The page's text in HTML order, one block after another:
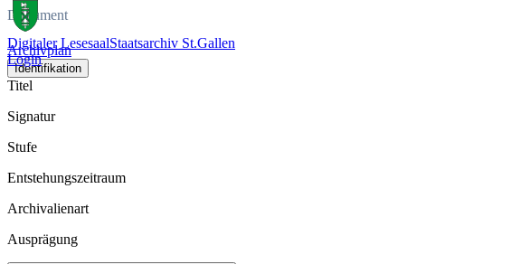
Digitaler LesesaalStaatsarchiv St.Gallen
Login
Dokument
Archivplan
Identifikation
Titel
Signatur
Stufe
Entstehungszeitraum
Archivalienart
Ausprägung